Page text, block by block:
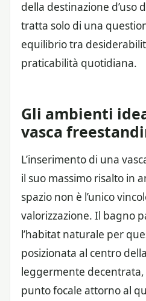
della destinazione d’uso
tratta solo di una
equilibrio tra
praticabilità quotidiana.
Gli ambienti
vasca
L’inserimento di una
il suo massimo risalto in
spazio non è l’unico
valorizzazione. Il bagno
l’habitat naturale per
posizionata al centro
leggermente decentrata,
punto focale attorno al